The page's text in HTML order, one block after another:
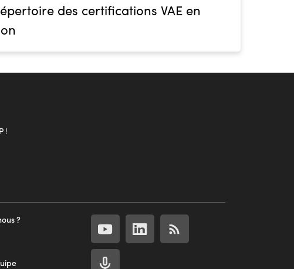
des certifications VAE en
!
?